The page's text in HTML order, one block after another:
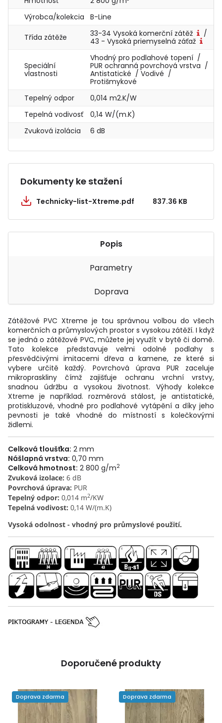
Výrobca/kolekcia
B-Line
Třída zátěže 33-34 Vysoká komerční zátěž
/
43 - Vysoká priemyselná záťaž
Speciální
vlastnosti
Vhodný pro podlahové topení /
PUR ochranná povrchová vrstva /
Antistatické / Vodivé /
Protišmykové
Tepelný odpor
0,014 m2.K/W
Tepelná vodivosť
0,14 W/(m.K)
Zvuková izolácia
6 dB
Dokumenty ke stažení
Technicky-list-Xtreme.pdf 837.36 KB
Popis
Parametry
Doprava
Zátěžové PVC Xtreme je tou správnou volbou do všech
komerčních a průmyslových prostor s vysokou zátěží. I když
se jedná o zátěžové PVC, můžete jej využít v bytě či domě.
Tato kolekce představuje velmi odolné podlahy s
přesvědčivými imitacemi dřeva a kamene, ze které si
vybere určitě každý. Povrchová úprava PUR zaceluje
mikropraskliny čímž zajišťuje ochranu vrchní vrstvy,
snadnou údržbu a vysokou životnost. Výhody kolekce
Xtreme je například. rozměrová stálost, je antistatické,
protiskluzové, vhodné pro podlahové vytápění a díky jeho
pevnosti je také vhodné do místností s kolečkovými
židlemi.
Celková tloušťka: 2 mm
Nášlapná vrstva: 0,70 mm
Celková hmotnost: 2 800 g/m2
Zvuková izolace: 6 dB
Povrchová úprava: PUR
Tepelný odpor: 0,014 m2/KW
Tepelná vodivost: 0,14 W/(m.K)
Vysoká odolnost - vhodný pro průmyslové použití.
Doporučené produkty
Doprava zdarma Doprava zdarma